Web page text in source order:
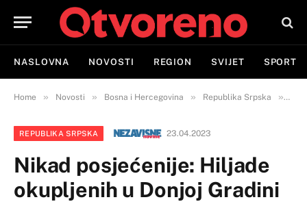
NASLOVNA NOVOSTI REGION SVIJET SPORT
Home » Novosti » Bosna i Hercegovina » Republika Srpska »
REPUBLIKA SRPSKA 23.04.2023
Nikad posjećenije: Hiljade
okupljenih u Donjoj Gradini